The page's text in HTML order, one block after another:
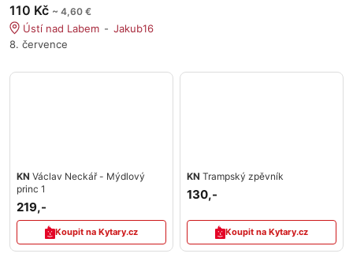
110 Kč ~ 4,60 €
Ústí nad Labem
Jakub16
8. července
KN Václav Neckář - Mýdlový
princ 1
219,-
Koupit na Kytary.cz
KN Trampský zpěvník
130,-
Koupit na Kytary.cz